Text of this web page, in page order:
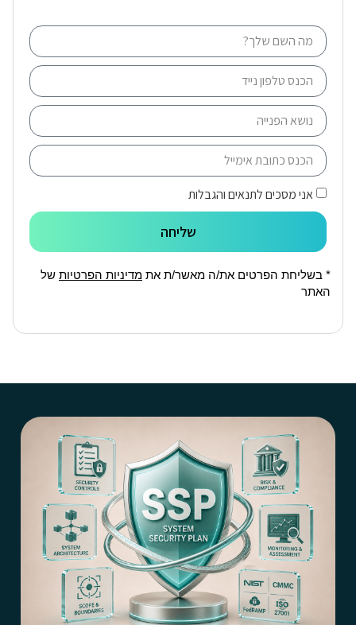
אני מסכים לתנאים והגבלות
שליחה
* בשליחת הפרטים את/ה מאשר/ת את מדיניות הפרטיות של
האתר